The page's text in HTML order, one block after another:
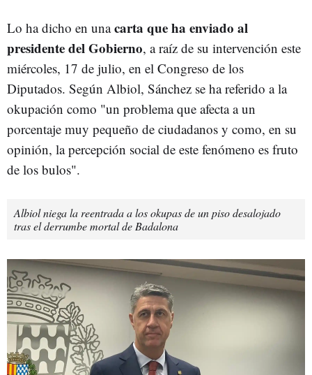
Lo ha dicho en unacarta que ha enviado al
presidente del Gobierno, a raíz de su intervención este
miércoles, 17 de julio, en el Congreso de los
Diputados. Según Albiol, Sánchez se ha referido a la
okupación como "un problema que afecta a un
porcentaje muy pequeño de ciudadanos y como, en su
opinión, la percepción social de este fenómeno es fruto
de los bulos".
Albiol niega la reentrada a los okupas de un piso desalojado
tras el derrumbe mortal de Badalona